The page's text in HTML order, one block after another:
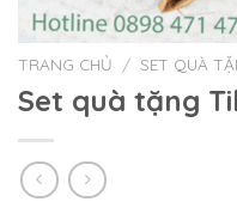
TRANG CHỦ / SET QUÀ
Set quà tặng